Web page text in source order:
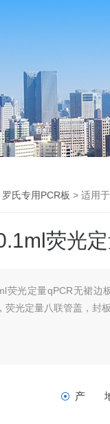
罗氏专用PCR板 > 适用
荧光
荧光定量qPCR无裙边
光定量八联管盖，封
产 地